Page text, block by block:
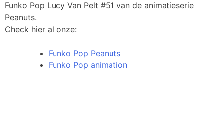
Funko Pop Lucy Van Pelt #51 van de animatieserie
Peanuts.
Check hier al onze:
Funko Pop Peanuts
Funko Pop animation